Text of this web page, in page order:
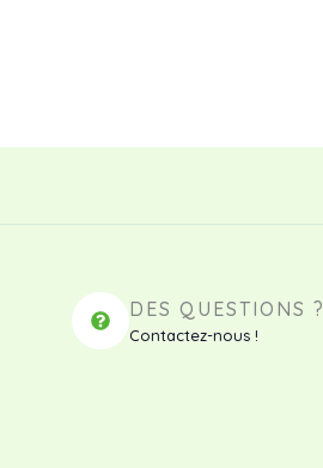
DES QUESTIONS ?
Contactez-nous !